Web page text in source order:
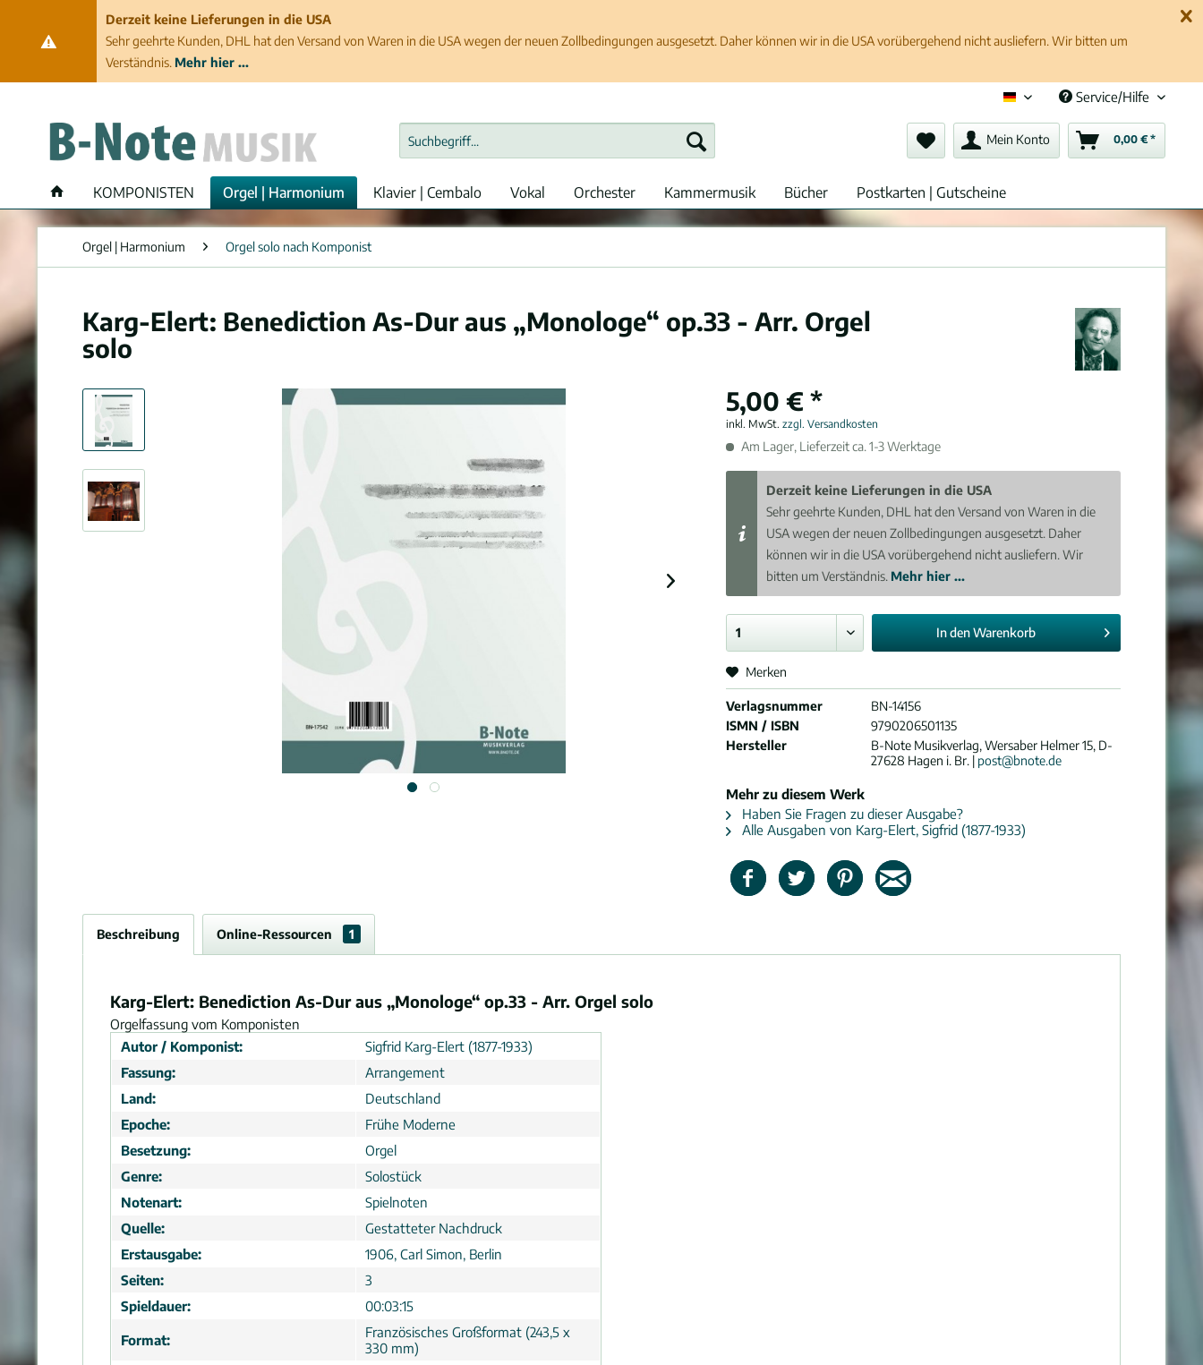
Derzeit keine Lieferungen in die USA
Sehr geehrte Kunden, DHL hat den Versand von Waren in die USA wegen der neuen Zollbedingungen ausgesetzt. Daher können wir in die USA vorübergehend nicht ausliefern. Wir bitten um
Verständnis. Mehr hier ...
Deutsch (de)
Service/Hilfe
Mein Konto 0,00 € *
KOMPONISTEN Orgel | Harmonium Klavier | Cembalo Vokal Orchester Kammermusik Bücher Postkarten | Gutscheine
Orgel | Harmonium Orgel solo nach Komponist
Karg-Elert: Benediction As-Dur aus „Monologe“ op.33 - Arr. Orgel
solo
5,00 € *
inkl. MwSt.zzgl. Versandkosten
Am Lager, Lieferzeit ca. 1-3 Werktage
Derzeit keine Lieferungen in die USA
Sehr geehrte Kunden, DHL hat den Versand von Waren in die
USA wegen der neuen Zollbedingungen ausgesetzt. Daher
können wir in die USA vorübergehend nicht ausliefern. Wir
bitten um Verständnis. Mehr hier ...
In denWarenkorb
Merken
Verlagsnummer
BN-14156
ISMN / ISBN
9790206501135
Hersteller
B-Note Musikverlag, Wersaber Helmer 15, D-
27628 Hagen i. Br. | post@bnote.de
Mehr zu diesem Werk
Haben Sie Fragen zu dieser Ausgabe?
Alle Ausgaben von Karg-Elert, Sigfrid (1877-1933)
Beschreibung Online-Ressourcen 1
Karg-Elert: Benediction As-Dur aus „Monologe“ op.33 - Arr. Orgel solo
Orgelfassung vom Komponisten
Autor / Komponist:
Sigfrid Karg-Elert (1877-1933)
Fassung:
Arrangement
Land:
Deutschland
Epoche:
Frühe Moderne
Besetzung:
Orgel
Genre:
Solostück
Notenart:
Spielnoten
Quelle:
Gestatteter Nachdruck
Erstausgabe:
1906, Carl Simon, Berlin
Seiten:
3
Spieldauer:
00:03:15
Format:
Französisches Großformat (243,5 x
330 mm)